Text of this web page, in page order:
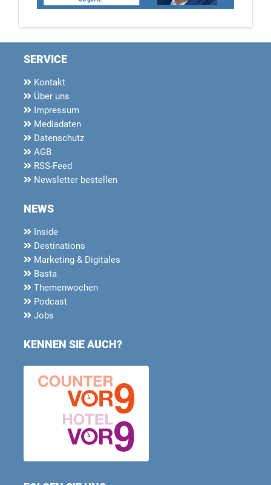
SERVICE
Kontakt
Über uns
Impressum
Mediadaten
Datenschutz
AGB
RSS-Feed
Newsletter bestellen
NEWS
Inside
Destinations
Marketing & Digitales
Basta
Themenwochen
Podcast
Jobs
KENNEN SIE AUCH?